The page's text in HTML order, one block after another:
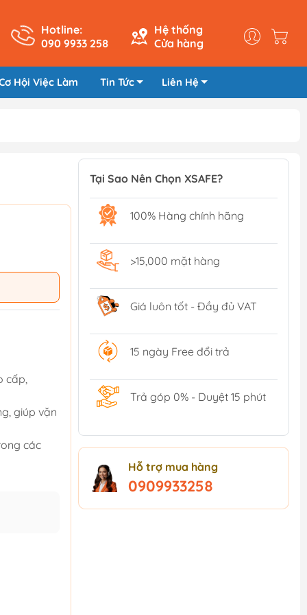
Hotline:
090 9933 258
Hệ thống
Cửa hàng
Hội Việc Làm Tin Tức Liên Hệ
cấp,
giúp vặn
các
Tại Sao Nên Chọn XSAFE?
100% Hàng chính hãng
>15,000 mặt hàng
Giá luôn tốt - Đầy đủ VAT
15 ngày Free đổi trả
Trả góp 0% - Duyệt 15 phút
Hỗ trợ mua hàng
0909933258